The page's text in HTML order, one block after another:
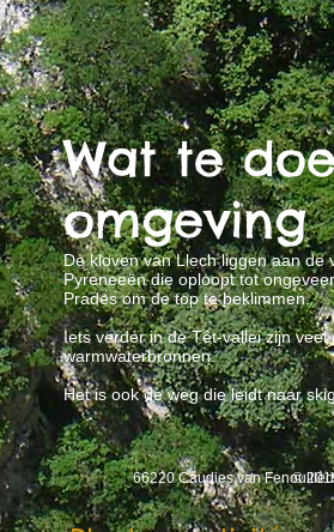
Wat te
omgeving
De kloven van Llech liggen aan
Pyreneeën die oploopt tot
Prades om de top te beklimmen.
Iets verder in de Têt-vallei zijn
warmwaterbronnen.
Het is ook de weg die leidt naar
66220 Caudies van ©